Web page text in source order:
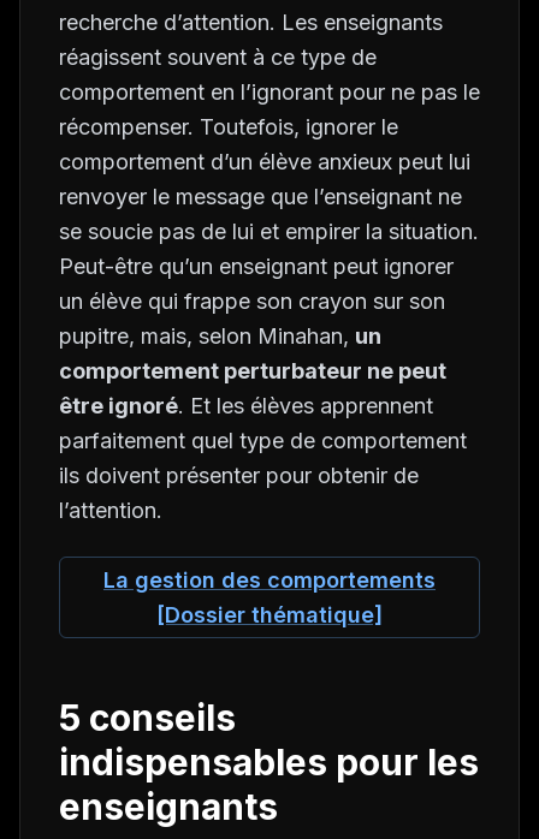
recherche d’attention. Les enseignants
réagissent souvent à ce type de
comportement en l’ignorant pour ne pas le
récompenser. Toutefois, ignorer le
comportement d’un élève anxieux peut lui
renvoyer le message que l’enseignant ne
se soucie pas de lui et empirer la situation.
Peut-être qu’un enseignant peut ignorer
un élève qui frappe son crayon sur son
pupitre, mais, selon Minahan, un
comportement perturbateur ne peut
être ignoré. Et les élèves apprennent
parfaitement quel type de comportement
ils doivent présenter pour obtenir de
l’attention.
La gestion des comportements
[Dossier thématique]
5 conseils
indispensables pour les
enseignants